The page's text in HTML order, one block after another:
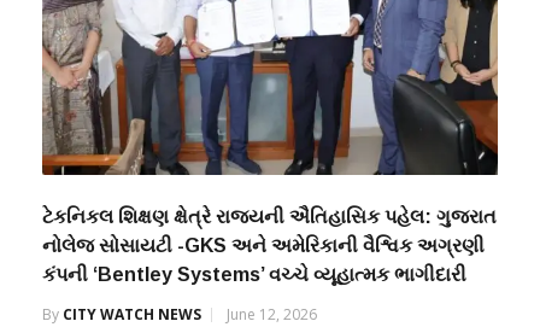
ટેકનિકલ શિક્ષણ ક્ષેત્રે રાજ્યની ઐતિહાસિક પહેલ: ગુજરાત
નોલેજ સોસાયટી -GKS અને અમેરિકાની વૈશ્વિક અગ્રણી
કંપની ‘Bentley Systems’ વચ્ચે વ્યૂહાત્મક ભાગીદારી
By CITY WATCH NEWS June 12, 2026